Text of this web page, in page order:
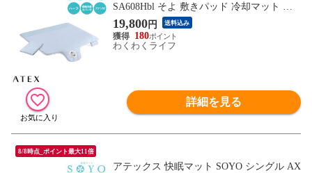
SA608Hbl そよ 敷きパッド 冷却マット ク
ール 接触冷感 シーツ付き リモコン付き 小
型ファン内蔵 涼感 蒸れ軽減 ATEX
19,800円 送料込み
180
わくわくライフ
詳細を見る
8/8時点_ポイント最大11倍
アテックス 快眠マット SOYO シングル AX